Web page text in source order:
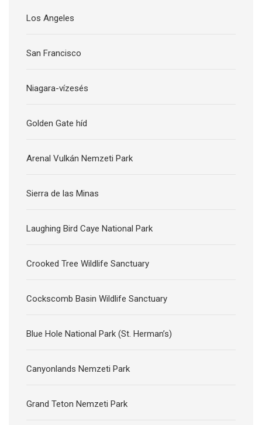
Los Angeles
San Francisco
Niagara-vízesés
Golden Gate híd
Arenal Vulkán Nemzeti Park
Sierra de las Minas
Laughing Bird Caye National Park
Crooked Tree Wildlife Sanctuary
Cockscomb Basin Wildlife Sanctuary
Blue Hole National Park (St. Herman’s)
Canyonlands Nemzeti Park
Grand Teton Nemzeti Park